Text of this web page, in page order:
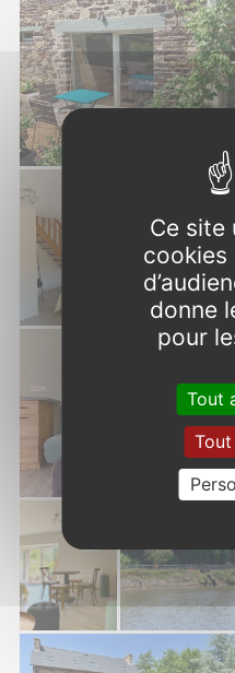
Photos
Ce site
cookies
donne
pour
Tout